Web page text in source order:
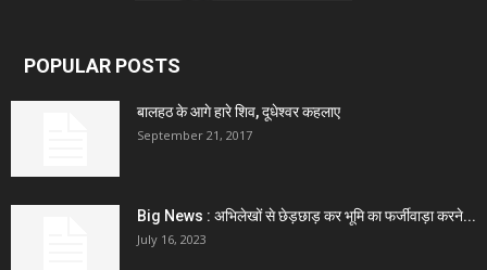
POPULAR POSTS
बालहठ के आगे हारे शिव, दूधेश्वर कहलाए
September 21, 2017
Big News : अभिलेखों से छेड़छाड़ कर भूमि का फर्जीवाड़ा करने...
July 16, 2023